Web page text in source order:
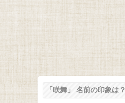
「咲舞」 名前の印象は？